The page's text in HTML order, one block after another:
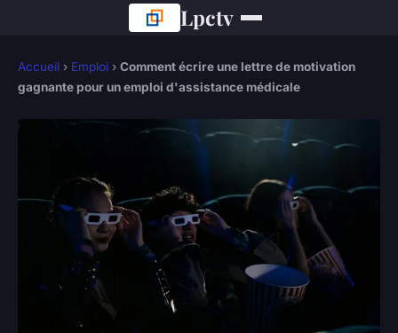
Lpctv
Accueil › Emploi › Comment écrire une lettre de motivation
gagnante pour un emploi d'assistance médicale